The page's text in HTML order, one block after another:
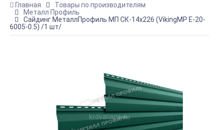
Главная
Товары по производителям
Металл Профиль
Сайдинг МеталлПрофиль МП СК-14х226 (VikingMP E-20-
6005-0.5) /1 шт/